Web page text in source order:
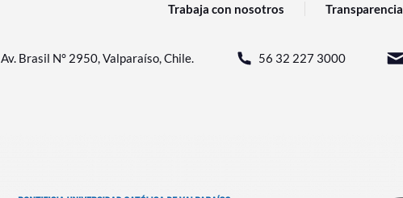
Trabaja con nosotros Transparencia
Av. Brasil N° 2950, Valparaíso, Chile. 56 32 227 3000